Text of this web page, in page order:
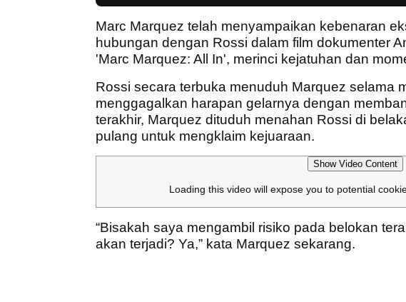
Marc Marquez telah menyampaikan kebenaran
hubungan dengan Rossi dalam film dokumenter
'Marc Marquez: All In', merinci kejatuhan dan
Rossi secara terbuka menuduh Marquez selama
menggagalkan harapan gelarnya dengan
terakhir, Marquez dituduh menahan Rossi di
pulang untuk mengklaim kejuaraan.
Show Video Content
Loading this video will expose you to potential
“Bisakah saya mengambil risiko pada belokan
akan terjadi? Ya,” kata Marquez sekarang.